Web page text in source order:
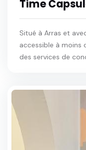
Time
Situé à Arras et
accessible à moins
des services de